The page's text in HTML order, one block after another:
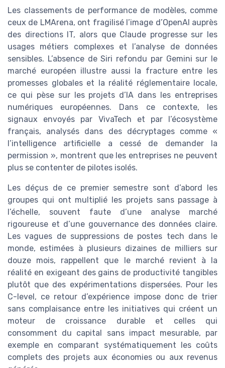
Les classements de performance de modèles, comme
ceux de LMArena, ont fragilisé l’image d’OpenAI auprès
des directions IT, alors que Claude progresse sur les
usages métiers complexes et l’analyse de données
sensibles. L’absence de Siri refondu par Gemini sur le
marché européen illustre aussi la fracture entre les
promesses globales et la réalité réglementaire locale,
ce qui pèse sur les projets d’IA dans les entreprises
numériques européennes. Dans ce contexte, les
signaux envoyés par VivaTech et par l’écosystème
français, analysés dans des décryptages comme «
l’intelligence artificielle a cessé de demander la
permission », montrent que les entreprises ne peuvent
plus se contenter de pilotes isolés.
Les déçus de ce premier semestre sont d’abord les
groupes qui ont multiplié les projets sans passage à
l’échelle, souvent faute d’une analyse marché
rigoureuse et d’une gouvernance des données claire.
Les vagues de suppressions de postes tech dans le
monde, estimées à plusieurs dizaines de milliers sur
douze mois, rappellent que le marché revient à la
réalité en exigeant des gains de productivité tangibles
plutôt que des expérimentations dispersées. Pour les
C-level, ce retour d’expérience impose donc de trier
sans complaisance entre les initiatives qui créent un
moteur de croissance durable et celles qui
consomment du capital sans impact mesurable, par
exemple en comparant systématiquement les coûts
complets des projets aux économies ou aux revenus